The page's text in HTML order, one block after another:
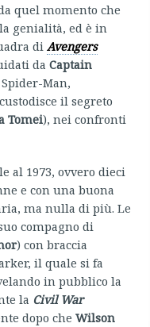
quel momento che
genialità, ed è in
di Avengers
da Captain
Man,
il segreto
Tomei), nei confronti
al 1973, ovvero dieci
e con una buona
ma nulla di più. Le
compagno di
) con braccia
il quale si fa
in pubblico la
la Civil War
dopo che Wilson